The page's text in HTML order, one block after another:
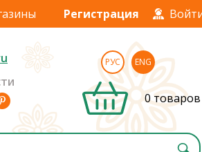
Регистрация
РУС ENG
0 товаров